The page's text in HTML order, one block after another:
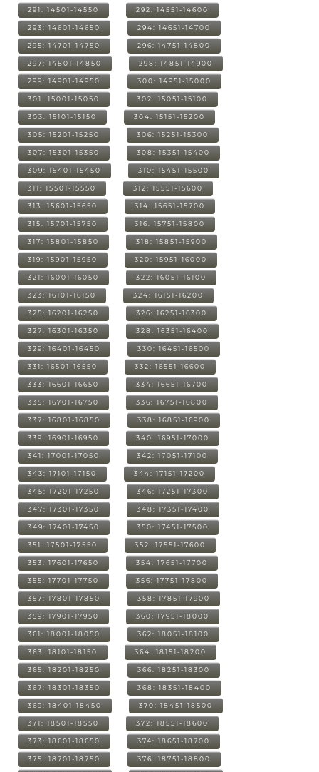
291: 14501-14550 292: 14551-14600
293: 14601-14650 294: 14651-14700
295: 14701-14750 296: 14751-14800
297: 14801-14850 298: 14851-14900
299: 14901-14950 300: 14951-15000
301: 15001-15050 302: 15051-15100
303: 15101-15150 304: 15151-15200
305: 15201-15250 306: 15251-15300
307: 15301-15350 308: 15351-15400
309: 15401-15450 310: 15451-15500
311: 15501-15550 312: 15551-15600
313: 15601-15650 314: 15651-15700
315: 15701-15750 316: 15751-15800
317: 15801-15850 318: 15851-15900
319: 15901-15950 320: 15951-16000
321: 16001-16050 322: 16051-16100
323: 16101-16150 324: 16151-16200
325: 16201-16250 326: 16251-16300
327: 16301-16350 328: 16351-16400
329: 16401-16450 330: 16451-16500
331: 16501-16550 332: 16551-16600
333: 16601-16650 334: 16651-16700
335: 16701-16750 336: 16751-16800
337: 16801-16850 338: 16851-16900
339: 16901-16950 340: 16951-17000
341: 17001-17050 342: 17051-17100
343: 17101-17150 344: 17151-17200
345: 17201-17250 346: 17251-17300
347: 17301-17350 348: 17351-17400
349: 17401-17450 350: 17451-17500
351: 17501-17550 352: 17551-17600
353: 17601-17650 354: 17651-17700
355: 17701-17750 356: 17751-17800
357: 17801-17850 358: 17851-17900
359: 17901-17950 360: 17951-18000
361: 18001-18050 362: 18051-18100
363: 18101-18150 364: 18151-18200
365: 18201-18250 366: 18251-18300
367: 18301-18350 368: 18351-18400
369: 18401-18450 370: 18451-18500
371: 18501-18550 372: 18551-18600
373: 18601-18650 374: 18651-18700
375: 18701-18750 376: 18751-18800